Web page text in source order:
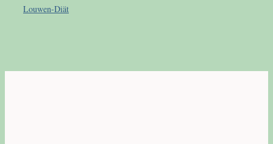
Louwen-Diät